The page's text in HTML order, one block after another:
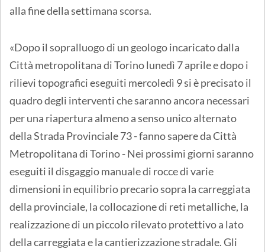
alla fine della settimana scorsa.
«Dopo il sopralluogo di un geologo incaricato dalla
Città metropolitana di Torino lunedì 7 aprile e dopo i
rilievi topografici eseguiti mercoledì 9 si è precisato il
quadro degli interventi che saranno ancora necessari
per una riapertura almeno a senso unico alternato
della Strada Provinciale 73 - fanno sapere da Città
Metropolitana di Torino - Nei prossimi giorni saranno
eseguiti il disgaggio manuale di rocce di varie
dimensioni in equilibrio precario sopra la carreggiata
della provinciale, la collocazione di reti metalliche, la
realizzazione di un piccolo rilevato protettivo a lato
della carreggiata e la cantierizzazione stradale. Gli